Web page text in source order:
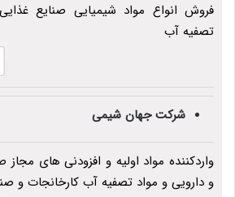
فروش انواع مواد شیمیایی صنایع
تصفیه آب
شرکت جهان شیمی
واردکننده مواد اولیه و افزودنی های
و دارویی و مواد تصفیه آب کارخانجات و